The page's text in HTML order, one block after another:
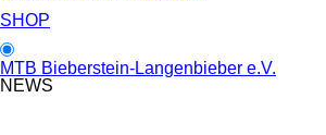
SHOP
MTB Bieberstein-Langenbieber e.V.
NEWS